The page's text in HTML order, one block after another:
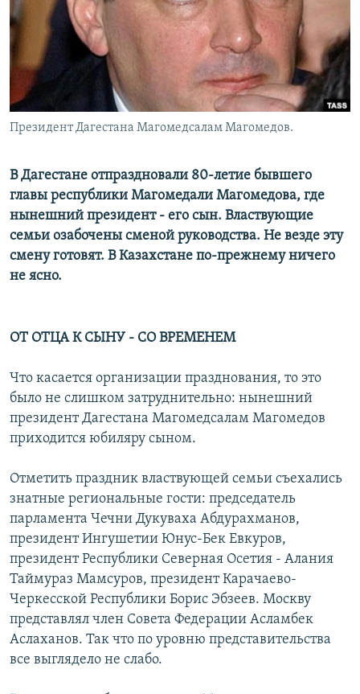
Президент Дагестана Магомедсалам Магомедов.
В Дагестане отпраздновали 80-летие бывшего
главы республики Магомедали Магомедова, где
нынешний президент - его сын. Властвующие
семьи озабочены сменой руководства. Не везде эту
смену готовят. В Казахстане по-прежнему ничего
не ясно.
ОТ ОТЦА К СЫНУ - СО ВРЕМЕНЕМ
Что касается организации празднования, то это
было не слишком затруднительно: нынешний
президент Дагестана Магомедсалам Магомедов
приходится юбиляру сыном.
Отметить праздник властвующей семьи съехались
знатные региональные гости: председатель
парламента Чечни Дукуваха Абдурахманов,
президент Ингушетии Юнус-Бек Евкуров,
президент Республики Северная Осетия - Алания
Таймураз Мамсуров, президент Карачаево-
Черкесской Республики Борис Эбзеев. Москву
представлял член Совета Федерации Асламбек
Аслаханов. Так что по уровню представительства
все выглядело не слабо.